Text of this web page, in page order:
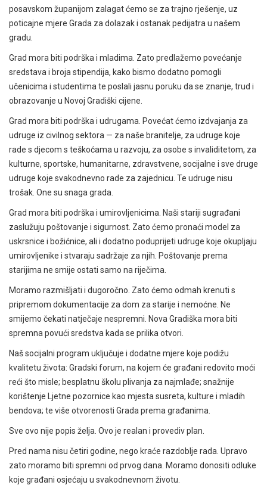
posavskom županijom zalagat ćemo se za trajno rješenje, uz
poticajne mjere Grada za dolazak i ostanak pedijatra u našem
gradu.
Grad mora biti podrška i mladima. Zato predlažemo povećanje
sredstava i broja stipendija, kako bismo dodatno pomogli
učenicima i studentima te poslali jasnu poruku da se znanje, trud i
obrazovanje u Novoj Gradiški cijene.
Grad mora biti podrška i udrugama. Povećat ćemo izdvajanja za
udruge iz civilnog sektora — za naše branitelje, za udruge koje
rade s djecom s teškoćama u razvoju, za osobe s invaliditetom, za
kulturne, sportske, humanitarne, zdravstvene, socijalne i sve druge
udruge koje svakodnevno rade za zajednicu. Te udruge nisu
trošak. One su snaga grada.
Grad mora biti podrška i umirovljenicima. Naši stariji sugrađani
zaslužuju poštovanje i sigurnost. Zato ćemo pronaći model za
uskrsnice i božićnice, ali i dodatno poduprijeti udruge koje okupljaju
umirovljenike i stvaraju sadržaje za njih. Poštovanje prema
starijima ne smije ostati samo na riječima.
Moramo razmišljati i dugoročno. Zato ćemo odmah krenuti s
pripremom dokumentacije za dom za starije i nemoćne. Ne
smijemo čekati natječaje nespremni. Nova Gradiška mora biti
spremna povući sredstva kada se prilika otvori.
Naš socijalni program uključuje i dodatne mjere koje podižu
kvalitetu života: Gradski forum, na kojem će građani redovito moći
reći što misle; besplatnu školu plivanja za najmlađe; snažnije
korištenje Ljetne pozornice kao mjesta susreta, kulture i mladih
bendova; te više otvorenosti Grada prema građanima.
Sve ovo nije popis želja. Ovo je realan i provediv plan.
Pred nama nisu četiri godine, nego kraće razdoblje rada. Upravo
zato moramo biti spremni od prvog dana. Moramo donositi odluke
koje građani osjećaju u svakodnevnom životu.